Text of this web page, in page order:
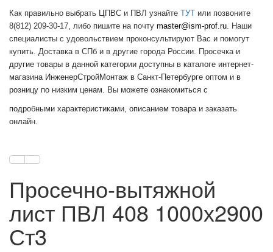
Как правильно выбрать ЦПВС и ПВЛ узнайте ТУТ или позвоните
8(812) 209-30-17, либо пишите на почту master@ism-prof.ru. Наши
специалисты с удовольствием проконсультируют Вас и помогут
купить. Доставка в СПб и в другие города России. Просечка и
другие товары в данной категории доступны в каталоге интернет-
магазина ИнженерСтройМонтаж в Санкт-Петербурге оптом и в
розницу по низким ценам. Вы можете ознакомиться с
подробными характеристиками, описанием товара и заказать
онлайн.
Просечно-вытяжной
лист ПВЛ 408 1000х2900
Ст3